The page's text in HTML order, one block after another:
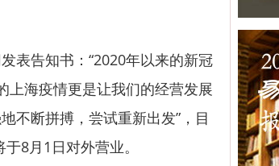
告知书：“2020年以来的新冠
上海疫情更是让我们的经营发展
不断拼搏，尝试重新出发”，目
8月1日对外营业。